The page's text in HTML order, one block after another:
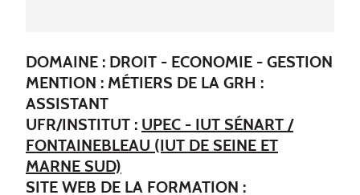
DOMAINE : DROIT - ECONOMIE - GESTION
MENTION : MÉTIERS DE LA GRH :
ASSISTANT
UFR/INSTITUT : UPEC - IUT SÉNART /
FONTAINEBLEAU (IUT DE SEINE ET
MARNE SUD)
SITE WEB DE LA FORMATION :